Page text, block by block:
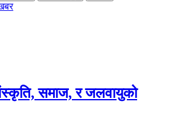
समाज, र जलवायुको